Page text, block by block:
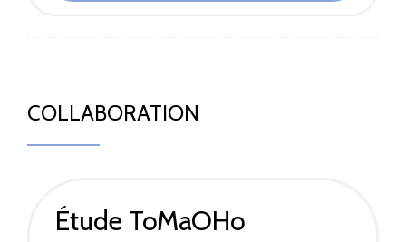
COLLABORATION
Étude ToMaOHo